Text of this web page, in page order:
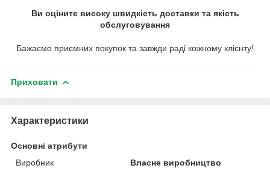
Ви оціните високу швидкість доставки та якість
обслуговування
Бажаємо приємних покупок та завжди раді кожному клієнту!
Приховати
Характеристики
Основні атрибути
Виробник
Власне виробництво